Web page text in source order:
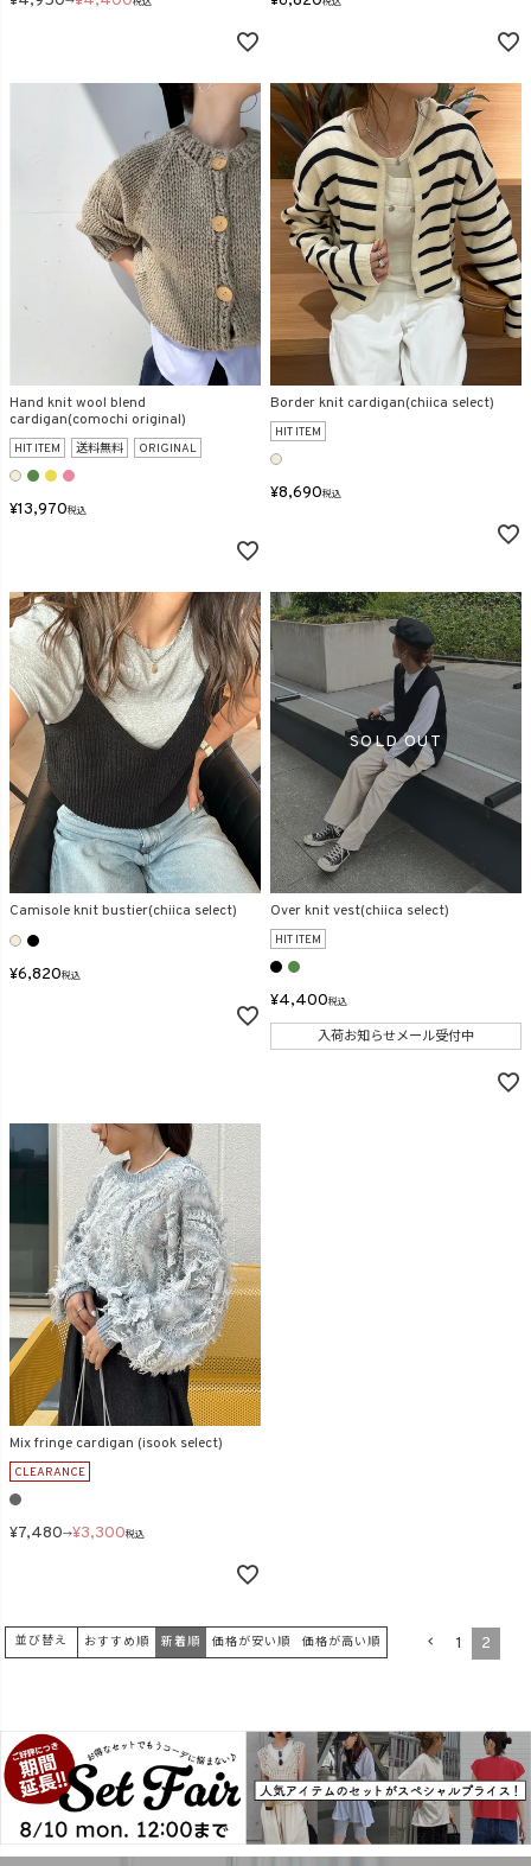
→ 税込 税込
Hand knit wool blend
cardigan(comochi original)
HIT ITEM 送料無料 ORIGINAL
¥13,970税込
Border knit cardigan(chiica select)
HIT ITEM
¥8,690税込
Camisole knit bustier(chiica select)
¥6,820税込
Over knit vest(chiica select)
HIT ITEM
¥4,400税込
入荷お知らせメール受付中
Mix fringe cardigan (isook select)
CLEARANCE
¥7,480→¥3,300税込
並び替え おすすめ順 新着順 価格が安い順 価格が高い順 1 2